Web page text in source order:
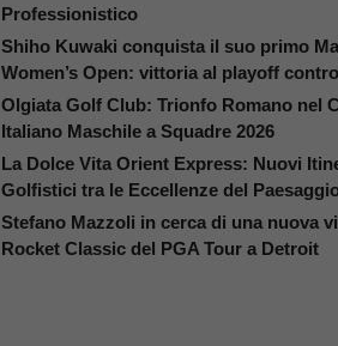
Professionistico
Shiho Kuwaki conquista il suo primo
Women’s Open: vittoria al playoff
Olgiata Golf Club: Trionfo Romano nel
Italiano Maschile a Squadre 2026
La Dolce Vita Orient Express: Nuovi
Golfistici tra le Eccellenze del
Stefano Mazzoli in cerca di una nuova
Rocket Classic del PGA Tour a Detroit